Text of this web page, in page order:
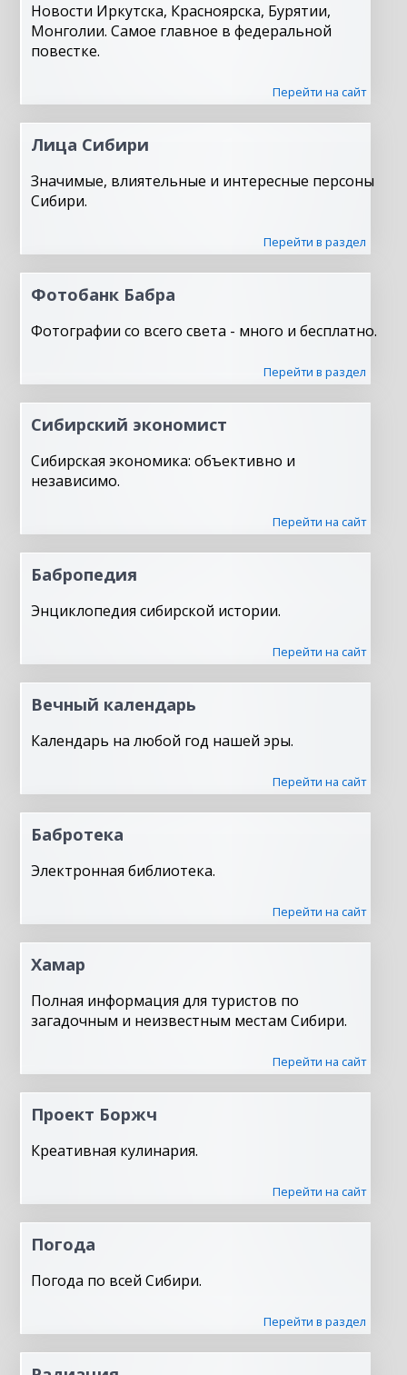
Новости Иркутска, Красноярска, Бурятии,
Монголии. Самое главное в федеральной
повестке.
Перейти на сайт
Лица Сибири
Значимые, влиятельные и интересные персоны
Сибири.
Перейти в раздел
Фотобанк Бабра
Фотографии со всего света - много и бесплатно.
Перейти в раздел
Сибирский экономист
Сибирская экономика: объективно и
независимо.
Перейти на сайт
Бабропедия
Энциклопедия сибирской истории.
Перейти на сайт
Вечный календарь
Календарь на любой год нашей эры.
Перейти на сайт
Бабротека
Электронная библиотека.
Перейти на сайт
Хамар
Полная информация для туристов по
загадочным и неизвестным местам Сибири.
Перейти на сайт
Проект Боржч
Креативная кулинария.
Перейти на сайт
Погода
Погода по всей Сибири.
Перейти в раздел